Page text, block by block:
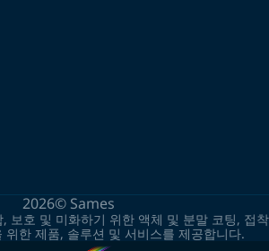
2026© Sames
보호 및 미화하기 위한 액체 및 분말 코팅, 접착
위한 제품, 솔루션 및 서비스를 제공합니다.